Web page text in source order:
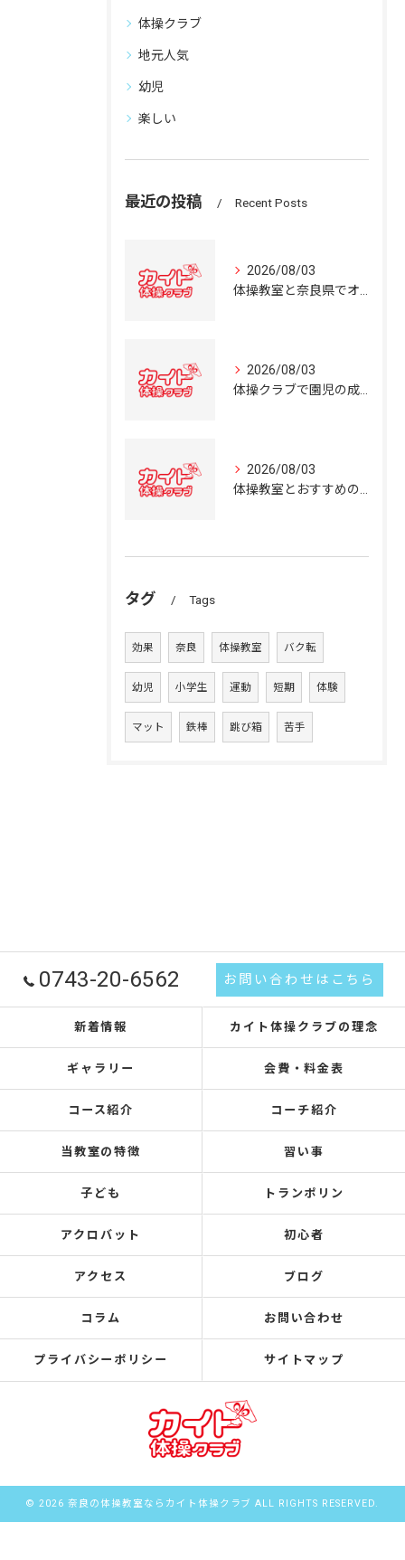
体操クラブ
地元人気
幼児
楽しい
最近の投稿 Recent Posts
2026/08/03
2026/08/03
2026/08/03
タグ Tags
効果 奈良 体操教室 バク転
幼児 小学生 運動 短期 体験
マット 鉄棒 跳び箱 苦手
0743-20-6562 お問い合わせはこちら
新着情報 カイト体操クラブの理念
ギャラリー 会費・料金表
コース紹介 コーチ紹介
当教室の特徴 習い事
子ども トランポリン
アクロバット 初心者
アクセス ブログ
コラム お問い合わせ
プライバシーポリシー サイトマップ
© 2026 奈良の体操教室ならカイト体操クラブ ALL RIGHTS RESERVED.